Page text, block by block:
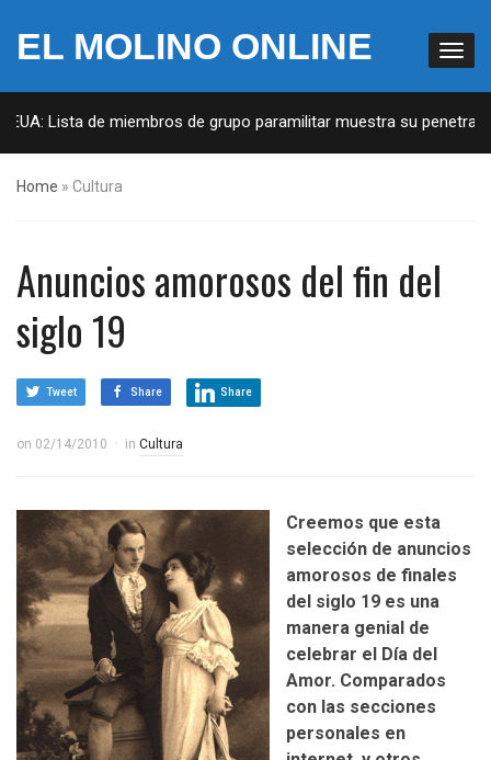
EL MOLINO ONLINE
Lista de miembros de grupo paramilitar muestra su
Home » Cultura
Anuncios amorosos del fin del
siglo 19
Tweet Share Share
on 02/14/2010 in Cultura
Creemos que esta
selección de anuncios
amorosos de finales
del siglo 19 es una
manera genial de
celebrar el Día del
Amor. Comparados
con las secciones
personales en